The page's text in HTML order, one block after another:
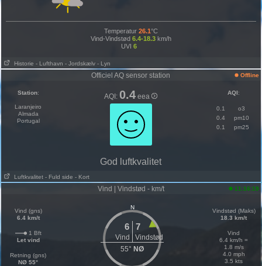
Temperatur 26.1°C
Vind-Vindstød 6.4-18.3km/h
UVI6
Historie - Lufthavn - Jordskælv - Lyn
Officiel AQ sensor station Offline
Station:
Laranjeiro
Almada
Portugal
AQI: 0.4 eea AQI:
0.1
o3
0.4
pm10
0.1
pm25
God luftkvalitet
Luftkvalitet - Fuld side - Kort
Vind | Vindstød - km/t 11:16:19
Vind (gns)
6.4 km/t
1 Bft
Let vind
Retning (gns)
NØ 55°
N
6 7
Vind
Vindstød
55° NØ
Vindstød (Maks)
18.3 km/t
Vind
6.4 km/h =
1.8 m/s
4.0 mph
3.5 kts